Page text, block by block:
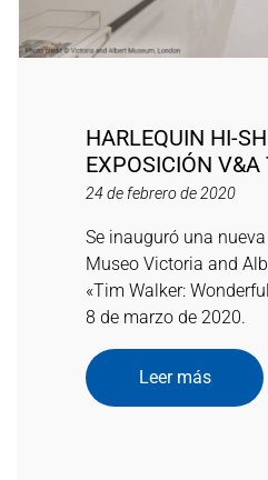
HARLEQUIN HI-
EXPOSICIÓN
24 de febrero de 2020
Se inauguró una
Museo Victoria and
«Tim Walker:
8 de marzo de 2020.
Leer más